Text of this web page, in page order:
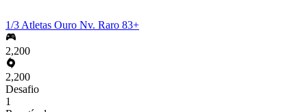
1/3 Atletas Ouro Nv. Raro 83+
2,200
2,200
Desafio
1